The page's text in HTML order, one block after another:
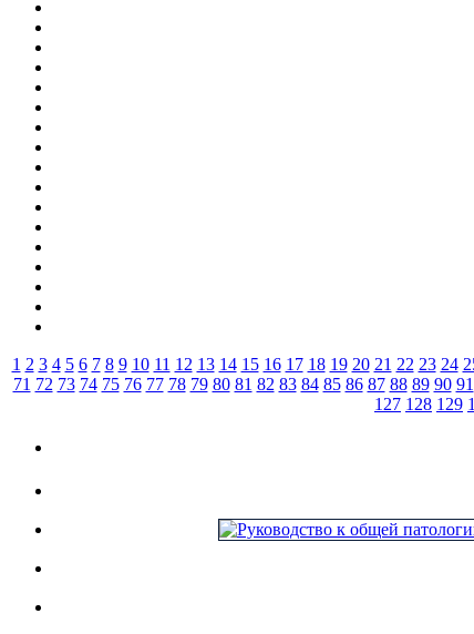
1 2 3 4 5 6 7 8 9 10 11 12 13 14 15 16 17 18 19 20 21 22 23 24
71 72 73 74 75 76 77 78 79 80 81 82 83 84 85 86 87 88 89 90 91
127 128 129